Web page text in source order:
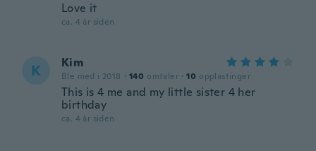
Love it
ca. 4 år siden
K Kim
Ble med i 2018 · 140 omtaler · 10 opplastinger
This is 4 me and my little sister 4 her
birthday
ca. 4 år siden